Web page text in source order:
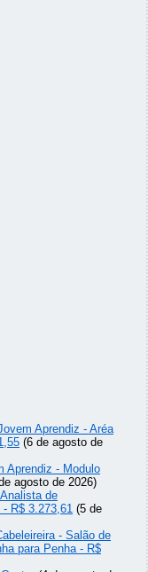
Aprendiz - Aréa
(6 de agosto de
Aprendiz - Modulo
agosto de 2026)
de
R$ 3.273,61 (5 de
- Salão de
para Penha - R$